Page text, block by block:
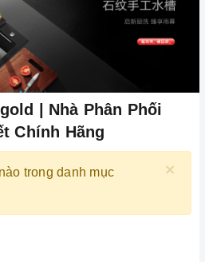
| Nhà Phân Phối
Chính Hãng
×
trong danh mục